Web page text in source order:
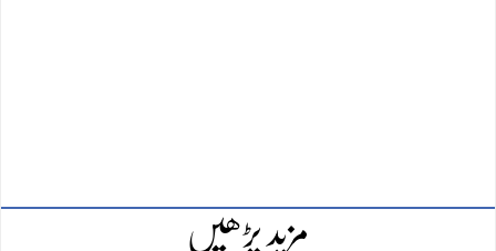
مزید پڑھیں